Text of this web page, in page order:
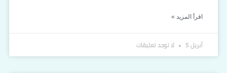
اقرأ المزيد »
أبريل 5 لا توجد تعليقات